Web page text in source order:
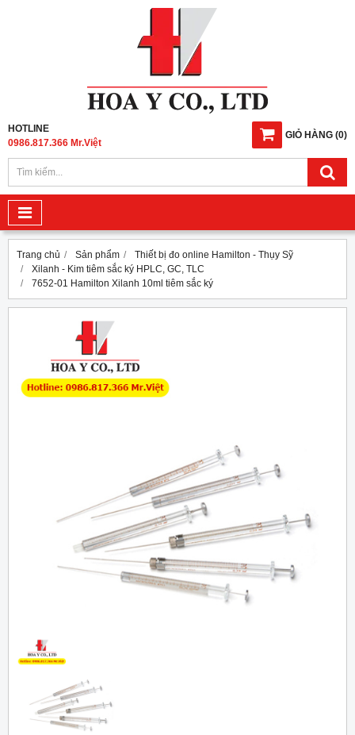
GIỎ HÀNG (0)
HOTLINE
0986.817.366 Mr.Việt
Trang chủ Sản phẩm
Thiết bị đo online Hamilton - Thụy Sỹ
Xilanh - Kim tiêm sắc ký HPLC, GC, TLC
7652-01 Hamilton Xilanh 10ml tiêm sắc ký